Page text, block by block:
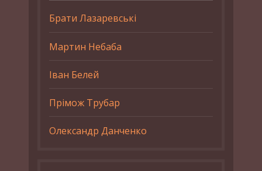
Брати Лазаревські
Мартин Небаба
Іван Белей
Прімож Трубар
Олександр Данченко